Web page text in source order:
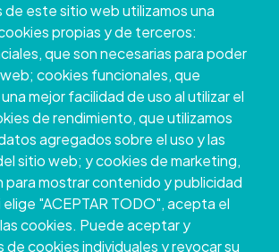
de este sitio web utilizamos una
propias y de terceros:
que son necesarias para poder
cookies funcionales, que
mejor facilidad de uso al utilizar el
de rendimiento, que utilizamos
agregados sobre el uso y las
sitio web; y cookies de marketing,
para mostrar contenido y publicidad
"ACEPTAR TODO", acepta el
cookies. Puede aceptar y
de cookies individuales y revocar su
986 804 100 | +34 986 804 124
2026. Deputación Provincial de